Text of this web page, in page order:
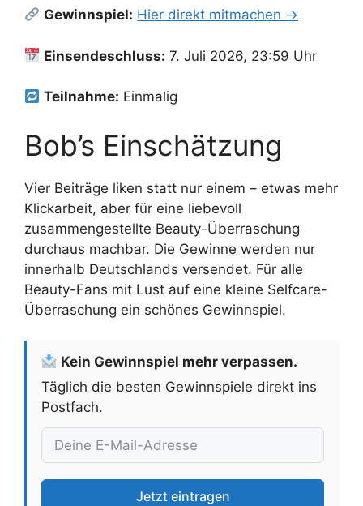
Gewinnspiel: Hier direkt mitmachen →
Einsendeschluss: 7. Juli 2026, 23:59 Uhr
Teilnahme: Einmalig
Bob’s Einschätzung
Vier Beiträge liken statt nur einem – etwas mehr
Klickarbeit, aber für eine liebevoll
zusammengestellte Beauty-Überraschung
durchaus machbar. Die Gewinne werden nur
innerhalb Deutschlands versendet. Für alle
Beauty-Fans mit Lust auf eine kleine Selfcare-
Überraschung ein schönes Gewinnspiel.
Kein Gewinnspiel mehr verpassen.
Täglich die besten Gewinnspiele direkt ins
Postfach.
Jetzt eintragen